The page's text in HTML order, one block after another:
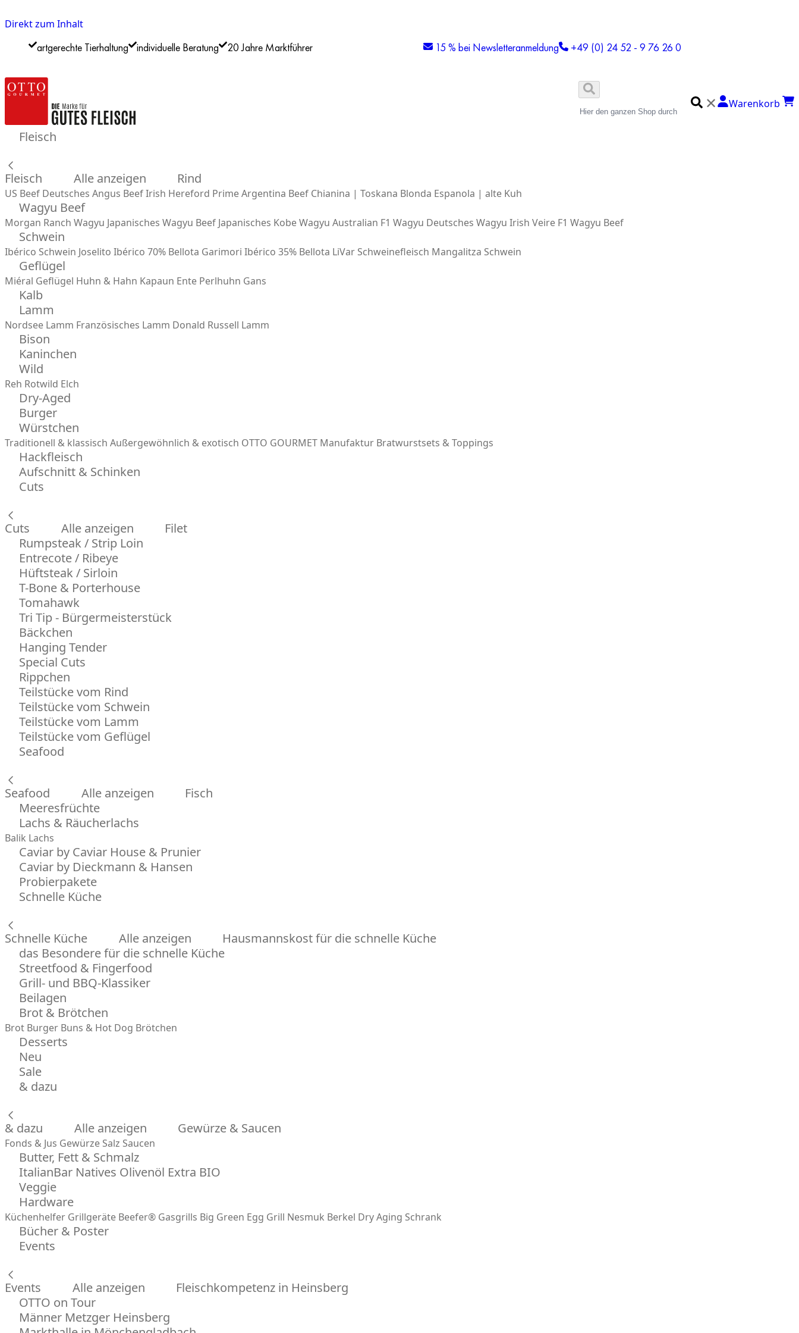
Direkt zum Inhalt
artgerechte Tierhaltung individuelle Beratung 20 Jahre Marktführer 15 % bei Newsletteranmeldung +49 (0) 24 52 - 9 76 26 0
✕ Warenkorb
Fleisch
Fleisch Alle anzeigen Rind
US Beef Deutsches Angus BeefIrish Hereford PrimeArgentina Beef Chianina | Toskana Blonda Espanola | alte Kuh
Wagyu Beef
Morgan Ranch Wagyu Japanisches Wagyu Beef Japanisches Kobe Wagyu Australian F1 Wagyu Deutsches Wagyu Irish Veire F1 Wagyu Beef
Schwein
Ibérico Schwein Joselito Ibérico 70% Bellota Garimori Ibérico 35% Bellota LiVar Schweinefleisch Mangalitza Schwein
Geflügel
Miéral Geflügel Huhn & Hahn Kapaun Ente Perlhuhn Gans
Kalb
Lamm
Nordsee Lamm Französisches Lamm Donald Russell Lamm
Bison
Kaninchen
Wild
Reh Rotwild Elch
Dry-Aged
Burger
Würstchen
Traditionell & klassisch Außergewöhnlich & exotisch OTTO GOURMET Manufaktur Bratwurstsets & Toppings
Hackfleisch
Aufschnitt & Schinken
Cuts
Cuts Alle anzeigen
Filet
Rumpsteak / Strip Loin
Entrecote / Ribeye
Hüftsteak / Sirloin
T-Bone & Porterhouse
Tomahawk
Tri Tip - Bürgermeisterstück
Bäckchen
Hanging Tender
Special Cuts
Rippchen
Teilstücke vom Rind
Teilstücke vom Schwein
Teilstücke vom Lamm
Teilstücke vom Geflügel
Seafood
Seafood Alle anzeigen
Fisch
Meeresfrüchte
Lachs & Räucherlachs
Balik Lachs
Caviar by Caviar House & Prunier
Caviar by Dieckmann & Hansen
Probierpakete
Schnelle Küche
Schnelle Küche Alle anzeigen
Hausmannskost für die schnelle Küche
das Besondere für die schnelle Küche
Streetfood & Fingerfood
Grill- und BBQ-Klassiker
Beilagen
Brot & Brötchen
Brot Burger Buns & Hot Dog Brötchen
Desserts
Neu
Sale
& dazu
& dazu Alle anzeigen Gewürze & Saucen
Fonds & Jus Gewürze Salz Saucen
Butter, Fett & Schmalz
ItalianBar Natives Olivenöl Extra BIO
Veggie
Hardware
Küchenhelfer Grillgeräte Beefer® Gasgrills Big Green Egg Grill Nesmuk Berkel Dry Aging Schrank
Bücher & Poster
Events
Events Alle anzeigen
Fleischkompetenz in Heinsberg
OTTO on Tour
Männer Metzger Heinsberg